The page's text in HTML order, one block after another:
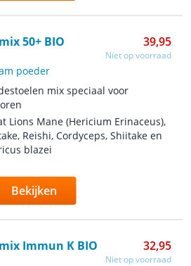
50+ BIO 39,95
poeder
Niet op voorraad
mix speciaal voor
Lions Mane (Hericium Erinaceus),
Reishi, Cordyceps, Shiitake en
blazei
Bekijken
Immun K BIO 32,95
Niet op voorraad